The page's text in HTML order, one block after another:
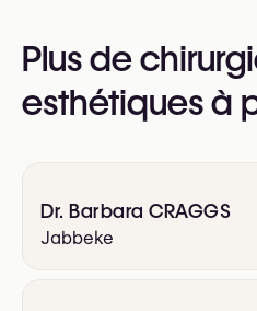
Groupement Belge des
Plus de
esthétiques à
Dr. Barbara CRAGGS
Jabbeke